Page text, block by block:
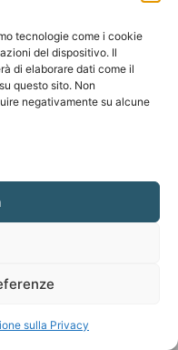
tecnologie come i cookie
del dispositivo. Il
di elaborare dati come il
questo sito. Non
negativamente su alcune
sulla Privacy